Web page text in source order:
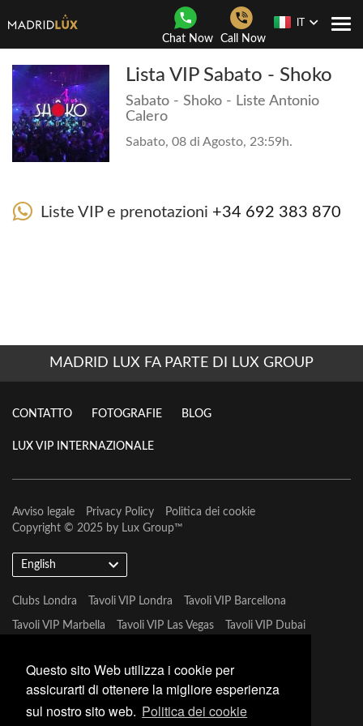
Questo sito Web utilizza i cookie per
assicurarti di ottenere la migliore esperienza
sul nostro sito web. Politica dei cookie
Chat Now Call Now
Lista VIP Sabato - Shoko
Sabato - Shoko - Liste Antonio
Calero
Sabato, 08 di Agosto, 23:59h.
Liste VIP e prenotazioni +34 692 383 870
MADRID LUX FA PARTE DI LUX GROUP
CONTATTO FOTOGRAFIE BLOG
LUX VIP INTERNAZIONALE
Avviso legale Privacy Policy
Politica dei cookie
Copyright © 2025 by Lux Group™
English
Clubs Londra Tavoli VIP Londra Tavoli VIP Barcellona
Tavoli VIP Marbella Tavoli VIP Las Vegas Tavoli VIP Dubai